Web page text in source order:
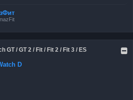
GT / GT 2 / Fit / Fit 2 / Fit 3 / ES
D